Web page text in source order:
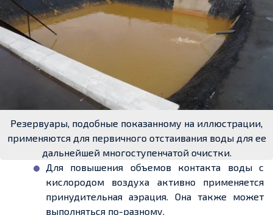
Резервуары, подобные показанному на иллюстрации,
применяются для первичного отстаивания воды для ее
дальнейшей многоступенчатой очистки.
Для повышения объемов контакта воды с
кислородом воздуха активно применяется
принудительная аэрация. Она также может
выполняться по-разному.